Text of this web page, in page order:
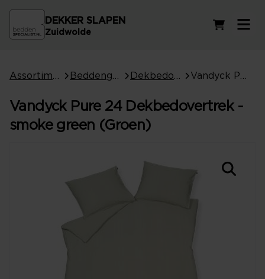
DEKKER SLAPEN
Zuidwolde
Vandyck Pure 24 Dekbedovertrek -
smoke green (Groen)